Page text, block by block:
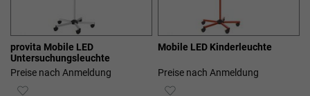
provita Mobile LED
Untersuchungsleuchte
Preise nach Anmeldung
ZUR
Mobile LED Kinderleuchte
Preise nach Anmeldung
ZUR